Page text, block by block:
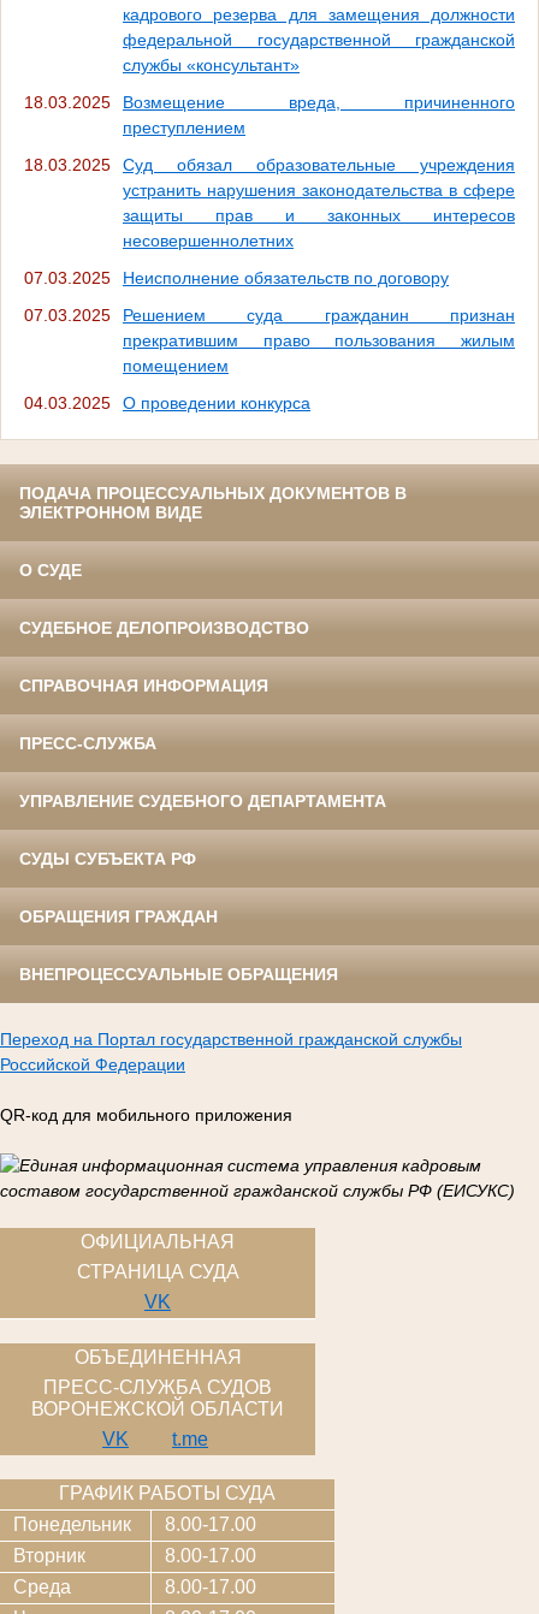
кадрового резерва для замещения должности
федеральной государственной гражданской
службы «консультант»
18.03.2025
Возмещение вреда, причиненного
преступлением
18.03.2025
Суд обязал образовательные учреждения
устранить нарушения законодательства в сфере
защиты прав и законных интересов
несовершеннолетних
07.03.2025
Неисполнение обязательств по договору
07.03.2025
Решением суда гражданин признан
прекратившим право пользования жилым
помещением
04.03.2025
О проведении конкурса
ПОДАЧА ПРОЦЕССУАЛЬНЫХ ДОКУМЕНТОВ В
ЭЛЕКТРОННОМ ВИДЕ
О СУДЕ
СУДЕБНОЕ ДЕЛОПРОИЗВОДСТВО
СПРАВОЧНАЯ ИНФОРМАЦИЯ
ПРЕСС-СЛУЖБА
УПРАВЛЕНИЕ СУДЕБНОГО ДЕПАРТАМЕНТА
СУДЫ СУБЪЕКТА РФ
ОБРАЩЕНИЯ ГРАЖДАН
ВНЕПРОЦЕССУАЛЬНЫЕ ОБРАЩЕНИЯ
Переход на Портал государственной гражданской службы
Российской Федерации
QR-код для мобильного приложения
ОФИЦИАЛЬНАЯ
СТРАНИЦА СУДА
VK
ОБЪЕДИНЕННАЯ
ПРЕСС-СЛУЖБА СУДОВ
ВОРОНЕЖСКОЙ ОБЛАСТИ
VK
t.me
ГРАФИК РАБОТЫ СУДА
Понедельник
8.00-17.00
Вторник
8.00-17.00
Среда
8.00-17.00